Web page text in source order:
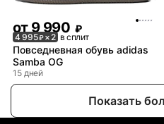
от 9 990 ₽
4 995₽× 2 в сплит
Повседневная обувь adidas
Samba OG
15 дней
Показать